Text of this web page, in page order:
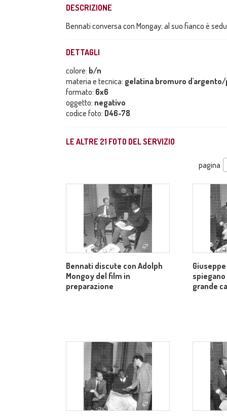
DESCRIZIONE
Bennati conversa con Mongay; al suo fianco è
DETTAGLI
colore: b/n
materia e tecnica: gelatina bromuro
formato: 6x6
oggetto: negativo
codice foto: D46-78
LE ALTRE 21 FOTO DEL SERVIZIO
pagina
Bennati discute con Adolph
Mongoy del film in
preparazione
grande